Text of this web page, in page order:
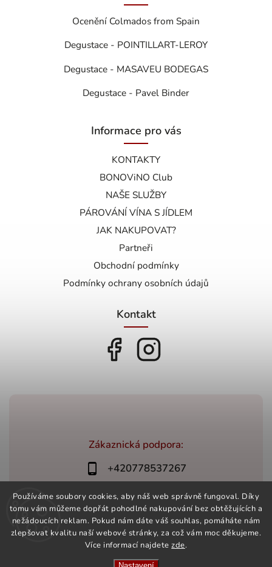
Používáme soubory cookies, aby náš web správně fungoval. Díky
tomu vám můžeme dopřát pohodlné nakupování bez obtěžujících a
nežádoucích reklam. Pokud nám dáte váš souhlas, pomáháte nám
zlepšovat kvalitu naší webové stránky, za což vám moc děkujeme.
Více informací najdetezde.
Zákaznická podpora:
+420778537267
bonovino@bonovino.cz
Ocenění Colmados from Spain
Degustace - POINTILLART-LEROY
Degustace - MASAVEU BODEGAS
Degustace - Pavel Binder
Informace pro vás
KONTAKTY
BONOViNO Club
NAŠE SLUŽBY
PÁROVÁNÍ VÍNA S JÍDLEM
JAK NAKUPOVAT?
Partneři
Obchodní podmínky
Podmínky ochrany osobních údajů
Kontakt
Copyright 2026BonoVino.cz. Všechna práva vyhrazena.
VytvořilShoptet| Design